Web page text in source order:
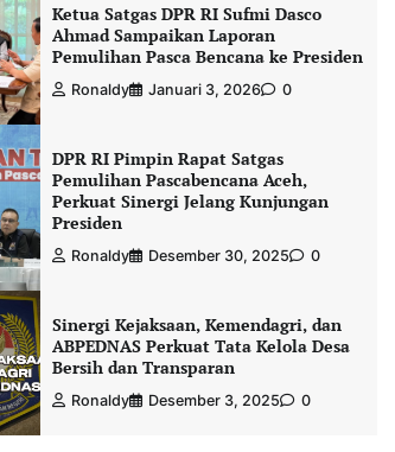
Ketua Satgas DPR RI Sufmi Dasco
Ahmad Sampaikan Laporan
Pemulihan Pasca Bencana ke Presiden
Ronaldy Januari 3, 2026 0
DPR RI Pimpin Rapat Satgas
Pemulihan Pascabencana Aceh,
Perkuat Sinergi Jelang Kunjungan
Presiden
Ronaldy Desember 30, 2025 0
Sinergi Kejaksaan, Kemendagri, dan
ABPEDNAS Perkuat Tata Kelola Desa
Bersih dan Transparan
Ronaldy Desember 3, 2025 0